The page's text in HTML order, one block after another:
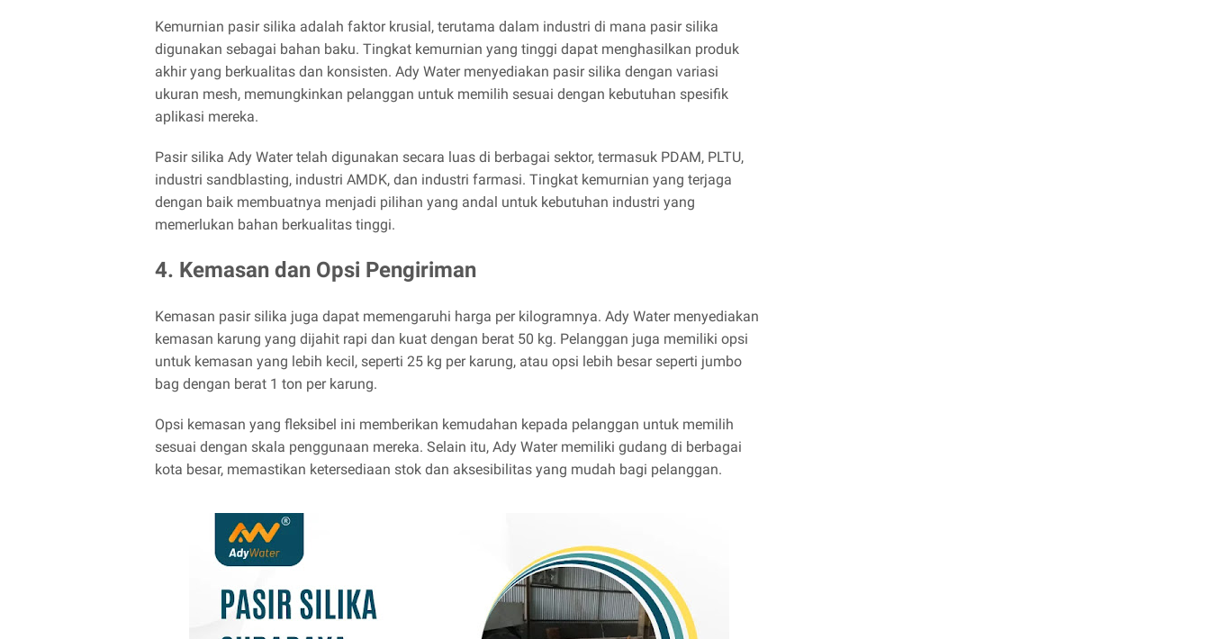
Kemurnian pasir silika adalah faktor krusial, terutama dalam industri di mana pasir silika
digunakan sebagai bahan baku. Tingkat kemurnian yang tinggi dapat menghasilkan produk
akhir yang berkualitas dan konsisten. Ady Water menyediakan pasir silika dengan variasi
ukuran mesh, memungkinkan pelanggan untuk memilih sesuai dengan kebutuhan spesifik
aplikasi mereka.
Pasir silika Ady Water telah digunakan secara luas di berbagai sektor, termasuk PDAM, PLTU,
industri sandblasting, industri AMDK, dan industri farmasi. Tingkat kemurnian yang terjaga
dengan baik membuatnya menjadi pilihan yang andal untuk kebutuhan industri yang
memerlukan bahan berkualitas tinggi.
4. Kemasan dan Opsi Pengiriman
Kemasan pasir silika juga dapat memengaruhi harga per kilogramnya. Ady Water menyediakan
kemasan karung yang dijahit rapi dan kuat dengan berat 50 kg. Pelanggan juga memiliki opsi
untuk kemasan yang lebih kecil, seperti 25 kg per karung, atau opsi lebih besar seperti jumbo
bag dengan berat 1 ton per karung.
Opsi kemasan yang fleksibel ini memberikan kemudahan kepada pelanggan untuk memilih
sesuai dengan skala penggunaan mereka. Selain itu, Ady Water memiliki gudang di berbagai
kota besar, memastikan ketersediaan stok dan aksesibilitas yang mudah bagi pelanggan.